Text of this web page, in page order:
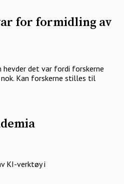
for formidling av
hevder det var fordi forskerne
Kan forskerne stilles til
KI-verktøy i